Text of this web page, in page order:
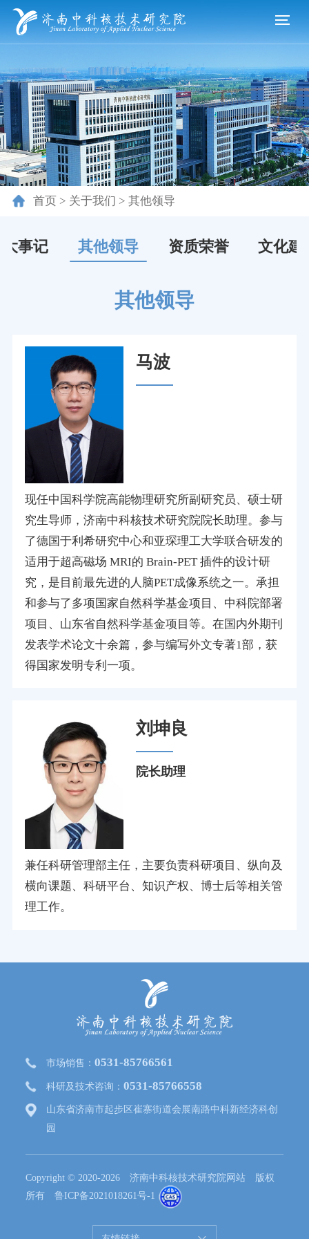
首页> 关于我们 > 其他领导
大事记 其他领导 资质荣誉 文化建
其他领导
马波
现任中国科学院高能物理研究所副研究员、硕士研
究生导师，济南中科核技术研究院院长助理。参与
了德国于利希研究中心和亚琛理工大学联合研发的
适用于超高磁场 MRI的 Brain-PET 插件的设计研
究，是目前最先进的人脑PET成像系统之一。承担
和参与了多项国家自然科学基金项目、中科院部署
项目、山东省自然科学基金项目等。在国内外期刊
发表学术论文十余篇，参与编写外文专著1部，获
得国家发明专利一项。
刘坤良
院长助理
兼任科研管理部主任，主要负责科研项目、纵向及
横向课题、科研平台、知识产权、博士后等相关管
理工作。
市场销售：0531-85766561
科研及技术咨询：0531-85766558
山东省济南市起步区崔寨街道会展南路中科新经济科创
园
Copyright © 2020-2026 济南中科核技术研究院网站 版权
所有鲁ICP备2021018261号-1